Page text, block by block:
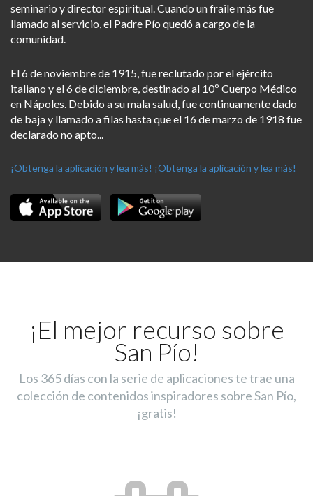
seminario y director espiritual. Cuando un fraile más fue
llamado al servicio, el Padre Pío quedó a cargo de la
comunidad.
El 6 de noviembre de 1915, fue reclutado por el ejército
italiano y el 6 de diciembre, destinado al 10º Cuerpo Médico
en Nápoles. Debido a su mala salud, fue continuamente dado
de baja y llamado a filas hasta que el 16 de marzo de 1918 fue
declarado no apto...
¡Obtenga la aplicación y lea más! ¡Obtenga la aplicación y lea más!
¡El mejor recurso sobre
San Pío!
Los 365 días con la serie de aplicaciones te trae una
colección de contenidos inspiradores sobre San Pío,
¡gratis!